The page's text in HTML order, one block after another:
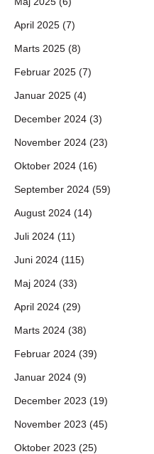
April 2025 (7)
Marts 2025 (8)
Februar 2025 (7)
Januar 2025 (4)
December 2024 (3)
November 2024 (23)
Oktober 2024 (16)
September 2024 (59)
August 2024 (14)
Juli 2024 (11)
Juni 2024 (115)
Maj 2024 (33)
April 2024 (29)
Marts 2024 (38)
Februar 2024 (39)
Januar 2024 (9)
December 2023 (19)
November 2023 (45)
Oktober 2023 (25)